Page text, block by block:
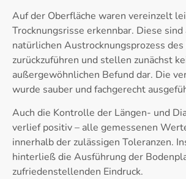
Auf der Oberfläche waren vereinzelt
Trocknungsrisse erkennbar. Diese sind
natürlichen Austrocknungsprozess
zurückzuführen und stellen zunächst
außergewöhnlichen Befund dar. Die
wurde sauber und fachgerecht
Auch die Kontrolle der Längen- und
verlief positiv – alle gemessenen
innerhalb der zulässigen Toleranzen.
hinterließ die Ausführung der
zufriedenstellenden Eindruck.